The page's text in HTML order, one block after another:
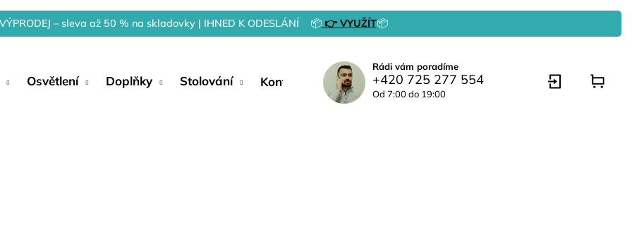
– sleva až 50 % na skladovky | IHNED K ODESLÁNÍ 📦👉 VYUŽÍT📦
Osvětlení Doplňky Stolování Kontakty
Rádi vám poradíme
+420 725 277 554
Od 7:00 do 19:00